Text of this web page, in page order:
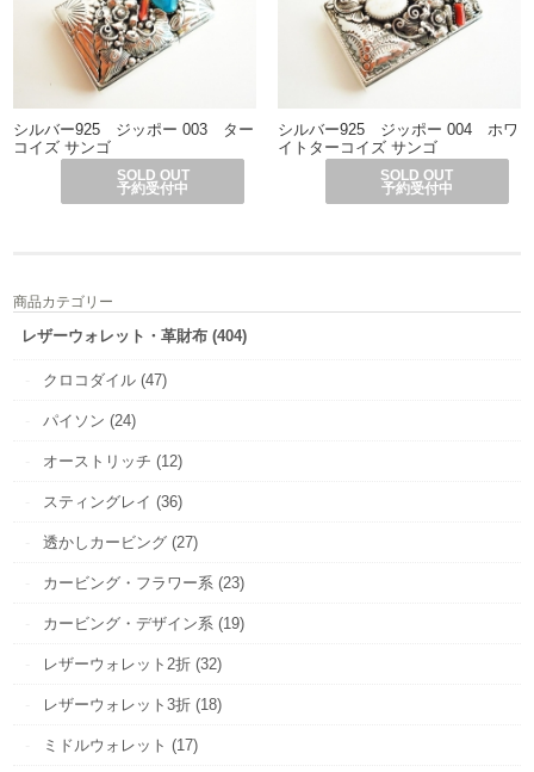
シルバー925 ジッポー 003 ター
コイズ サンゴ
SOLD OUT
予約受付中
シルバー925 ジッポー 004 ホワ
イトターコイズ サンゴ
SOLD OUT
予約受付中
商品カテゴリー
レザーウォレット・革財布 (404)
クロコダイル (47)
パイソン (24)
オーストリッチ (12)
スティングレイ (36)
透かしカービング (27)
カービング・フラワー系 (23)
カービング・デザイン系 (19)
レザーウォレット2折 (32)
レザーウォレット3折 (18)
ミドルウォレット (17)